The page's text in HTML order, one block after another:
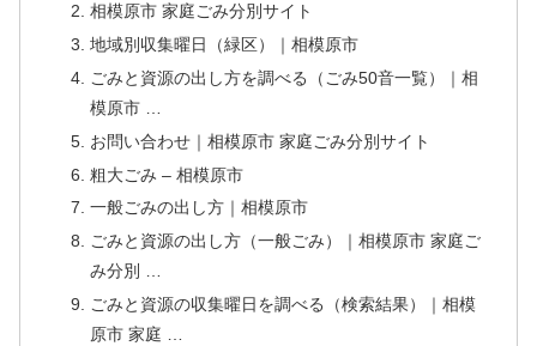
相模原市 家庭ごみ分別サイト
地域別収集曜日（緑区）｜相模原市
ごみと資源の出し方を調べる（ごみ50音一覧）｜相
模原市 …
お問い合わせ｜相模原市 家庭ごみ分別サイト
粗大ごみ – 相模原市
一般ごみの出し方｜相模原市
ごみと資源の出し方（一般ごみ）｜相模原市 家庭ご
み分別 …
ごみと資源の収集曜日を調べる（検索結果）｜相模
原市 家庭 …